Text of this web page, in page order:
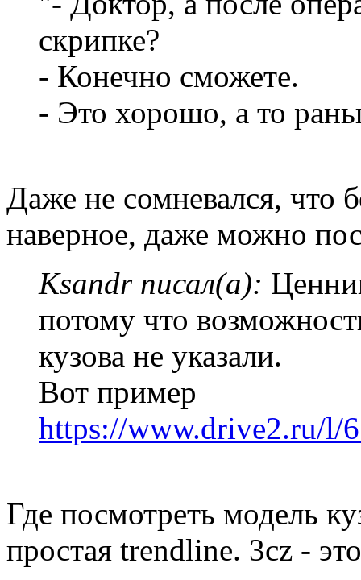
скрипке?
- Конечно сможете.
- Это хорошо, а то
Даже не сомневался, что
наверное, даже можно
Ksandr писал(а):
потому что
кузова не указали.
Вот пример
https://www.drive2.ru/l/
Где посмотреть модель
простая trendline. 3cz -